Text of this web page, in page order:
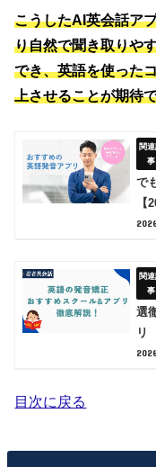
こうしたAI英会話ア
り自然で聞き取りや
でき、英語を使った
上させることが期待
で
【
選
リ
目次に戻る